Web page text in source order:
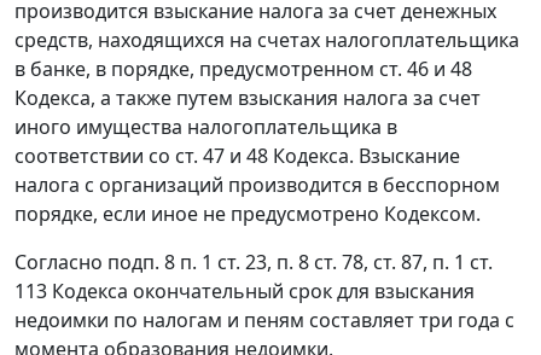
производится взыскание налога за счет денежных
средств, находящихся на счетах налогоплательщика
в банке, в порядке, предусмотренном ст. 46 и 48
Кодекса, а также путем взыскания налога за счет
иного имущества налогоплательщика в
соответствии со ст. 47 и 48 Кодекса. Взыскание
налога с организаций производится в бесспорном
порядке, если иное не предусмотрено Кодексом.
Согласно подп. 8 п. 1 ст. 23, п. 8 ст. 78, ст. 87, п. 1 ст.
113 Кодекса окончательный срок для взыскания
недоимки по налогам и пеням составляет три года с
момента образования недоимки.